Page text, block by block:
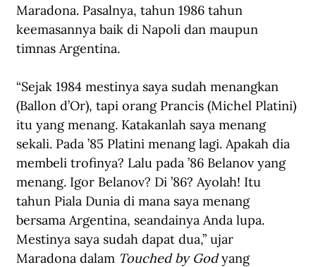
Maradona. Pasalnya, tahun 1986 tahun
keemasannya baik di Napoli dan maupun
timnas Argentina.
“Sejak 1984 mestinya saya sudah menangkan
(Ballon d’Or), tapi orang Prancis (Michel Platini)
itu yang menang. Katakanlah saya menang
sekali. Pada ’85 Platini menang lagi. Apakah dia
membeli trofinya? Lalu pada ’86 Belanov yang
menang. Igor Belanov? Di ’86? Ayolah! Itu
tahun Piala Dunia di mana saya menang
bersama Argentina, seandainya Anda lupa.
Mestinya saya sudah dapat dua,” ujar
Maradona dalam Touched by God yang